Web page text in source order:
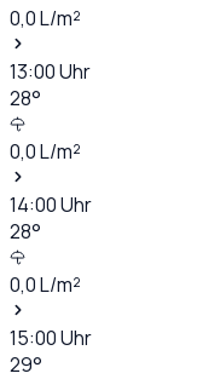
0,0L/m²
13:00Uhr
28°
0,0L/m²
14:00Uhr
28°
0,0L/m²
15:00Uhr
29°